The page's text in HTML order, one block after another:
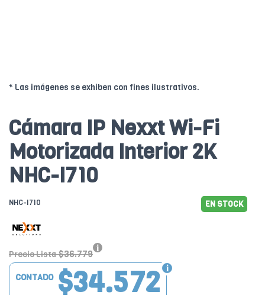
* Las imágenes se exhiben con fines ilustrativos.
Cámara IP Nexxt Wi-Fi
Motorizada Interior 2K
NHC-I710
NHC-I710 EN STOCK
Precio Lista $36.779
$34.572
CONTADO